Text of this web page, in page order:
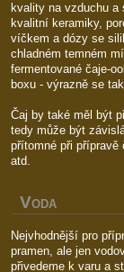
kvality na vzduchu
kvalitní keramiky,
víčkem a dózy se
chladném temném
fermentované čaje-
boxu - výrazně se
Čaj by také měl být
tedy může být
přítomné při přípravě
atd.
VODA
Nejvhodnější pro
pramen, ale jen
přivedeme k varu a